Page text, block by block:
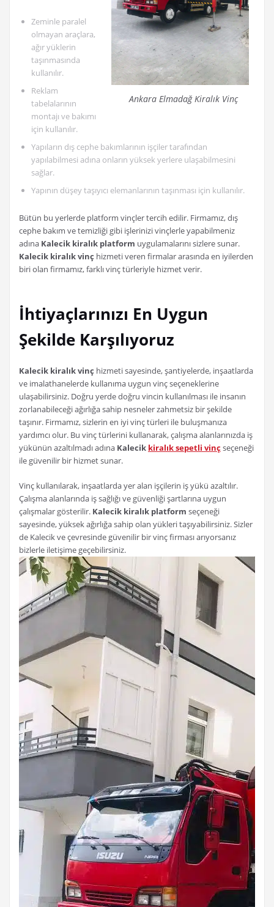
Ankara Elmadağ Kiralık Vinç
Zeminle paralel
olmayan araçlara,
ağır yüklerin
taşınmasında
kullanılır.
Reklam
tabelalarının
montajı ve bakımı
için kullanılır.
Yapıların dış cephe bakımlarının işçiler tarafından
yapılabilmesi adına onların yüksek yerlere ulaşabilmesini
sağlar.
Yapının düşey taşıyıcı elemanlarının taşınması için kullanılır.
Bütün bu yerlerde platform vinçler tercih edilir. Firmamız, dış
cephe bakım ve temizliği gibi işlerinizi vinçlerle yapabilmeniz
adına Kalecik kiralık platform uygulamalarını sizlere sunar.
Kalecik kiralık vinç hizmeti veren firmalar arasında en iyilerden
biri olan firmamız, farklı vinç türleriyle hizmet verir.
İhtiyaçlarınızı En Uygun
Şekilde Karşılıyoruz
Kalecik kiralık vinç hizmeti sayesinde, şantiyelerde, inşaatlarda
ve imalathanelerde kullanıma uygun vinç seçeneklerine
ulaşabilirsiniz. Doğru yerde doğru vincin kullanılması ile insanın
zorlanabileceği ağırlığa sahip nesneler zahmetsiz bir şekilde
taşınır. Firmamız, sizlerin en iyi vinç türleri ile buluşmanıza
yardımcı olur. Bu vinç türlerini kullanarak, çalışma alanlarınızda iş
yükünün azaltılmadı adına Kalecik kiralık sepetli vinçseçeneği
ile güvenilir bir hizmet sunar.
Vinç kullanılarak, inşaatlarda yer alan işçilerin iş yükü azaltılır.
Çalışma alanlarında iş sağlığı ve güvenliği şartlarına uygun
çalışmalar gösterilir. Kalecik kiralık platform seçeneği
sayesinde, yüksek ağırlığa sahip olan yükleri taşıyabilirsiniz. Sizler
de Kalecik ve çevresinde güvenilir bir vinç firması arıyorsanız
bizlerle iletişime geçebilirsiniz.